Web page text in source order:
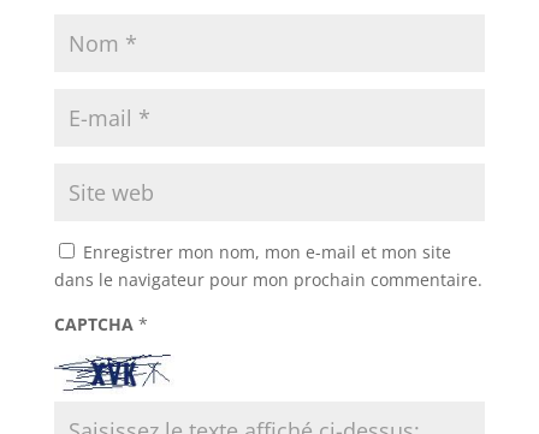
Enregistrer mon nom, mon e-mail et mon site
dans le navigateur pour mon prochain commentaire.
CAPTCHA *